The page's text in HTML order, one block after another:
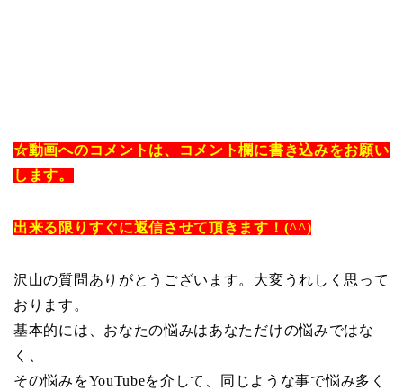
☆動画へのコメントは、コメント欄に書き込みをお願い
します。
出来る限りすぐに返信させて頂きます！(^^)
沢山の質問ありがとうございます。大変うれしく思って
おります。
基本的には、おなたの悩みはあなただけの悩みではな
く、
その悩みをYouTubeを介して、同じような事で悩み多く